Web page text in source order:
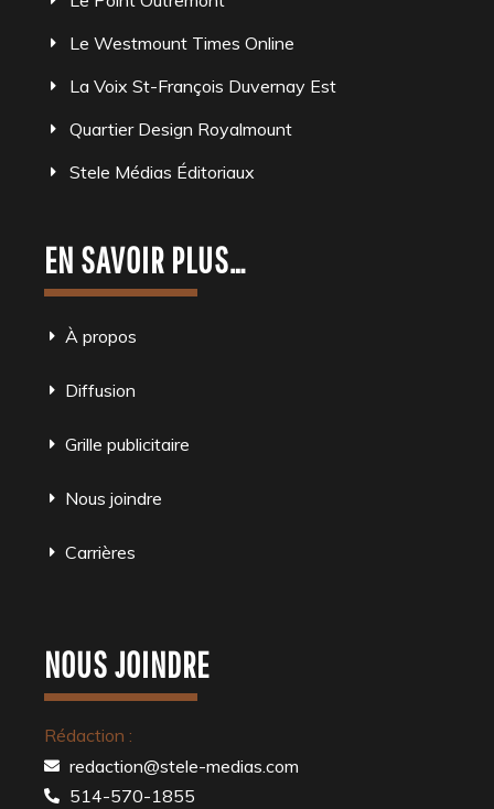
Le Westmount Times Online
La Voix St-François Duvernay Est
Quartier Design Royalmount
Stele Médias Éditoriaux
EN SAVOIR PLUS…
À propos
Diffusion
Grille publicitaire
Nous joindre
Carrières
NOUS JOINDRE
Rédaction :
redaction@stele-medias.com
514-570-1855